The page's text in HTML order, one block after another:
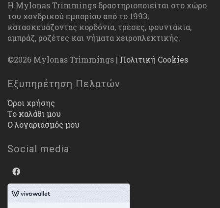
Η Mylonas Trimmings δραστηριοποιείται στο χώρο
του χονδρικού εμπορίου από το 1993,
κατασκευάζοντας κορδόνια, τρέσες, φουντάκια,
αμπράζ, ροζέτες και νήματα χειροπλεκτικής.
©2026 Mylonas Trimmings | Πολιτική Cookies
Εξυπηρέτηση Πελατών
Όροι χρήσης
Το καλάθι μου
Ο λογαριασμός μου
Social media